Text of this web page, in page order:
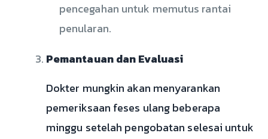
pencegahan untuk memutus rantai
penularan.
Pemantauan dan Evaluasi
Dokter mungkin akan menyarankan
pemeriksaan feses ulang beberapa
minggu setelah pengobatan selesai untuk